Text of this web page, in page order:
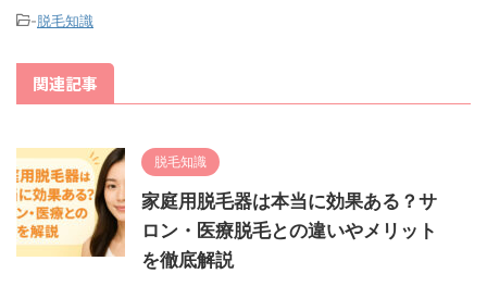
-脱毛知識
関連記事
脱毛知識
家庭用脱毛器は本当に効果ある？サ
ロン・医療脱毛との違いやメリット
を徹底解説